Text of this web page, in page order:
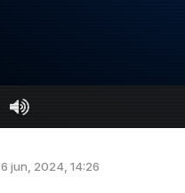
6 jun, 2024, 14:26